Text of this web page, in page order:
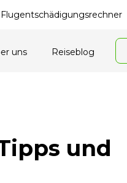
Flugentschädigungsrechner
uns Reiseblog
und